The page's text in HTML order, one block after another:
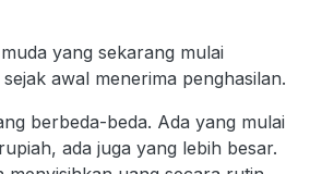
yang sekarang mulai
awal menerima penghasilan.
berbeda-beda. Ada yang mulai
ada juga yang lebih besar.